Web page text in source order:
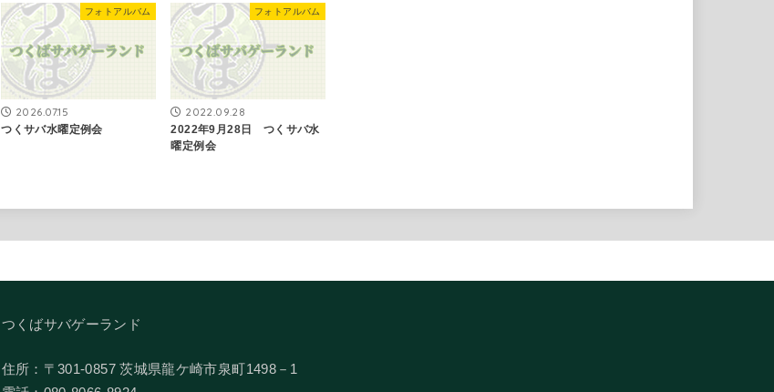
フォトアルバム
2026.07.15
つくサバ水曜定例会
フォトアルバム
2022.09.28
2022年9月28日 つくサバ水
曜定例会
つくばサバゲーランド
住所：〒301-0857 茨城県龍ケ崎市泉町1498－1